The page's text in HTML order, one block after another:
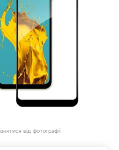
від фотографії